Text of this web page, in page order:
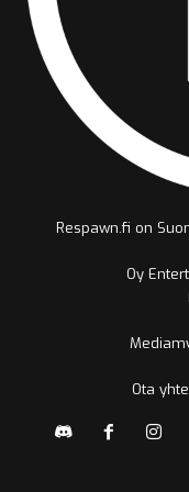
Respawn.fi on
Oy
Ota